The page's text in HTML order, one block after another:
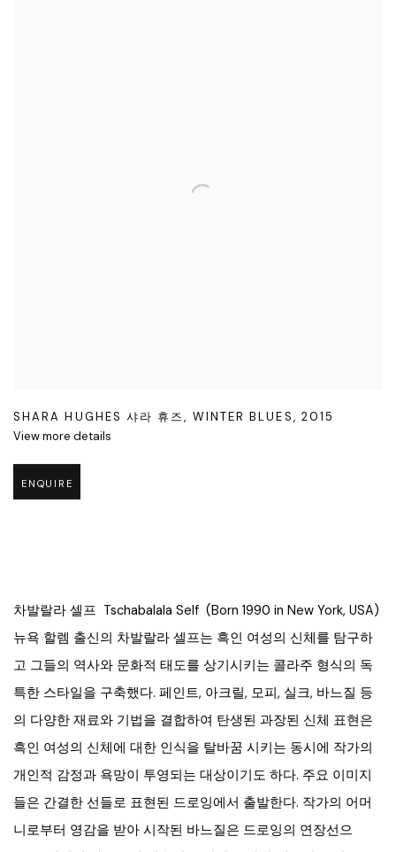
SHARA HUGHES 샤라 휴즈, WINTER BLUES, 2015
View more details
ENQUIRE
차발랄라 셀프 Tschabalala Self (Born 1990 in New York, USA)
뉴욕 할렘 출신의 차발랄라 셀프는 흑인 여성의 신체를 탐구하
고 그들의 역사와 문화적 태도를 상기시키는 콜라주 형식의 독
특한 스타일을 구축했다. 페인트, 아크릴, 모피, 실크, 바느질 등
의 다양한 재료와 기법을 결합하여 탄생된 과장된 신체 표현은
흑인 여성의 신체에 대한 인식을 탈바꿈 시키는 동시에 작가의
개인적 감정과 욕망이 투영되는 대상이기도 하다. 주요 이미지
들은 간결한 선들로 표현된 드로잉에서 출발한다. 작가의 어머
니로부터 영감을 받아 시작된 바느질은 드로잉의 연장선으